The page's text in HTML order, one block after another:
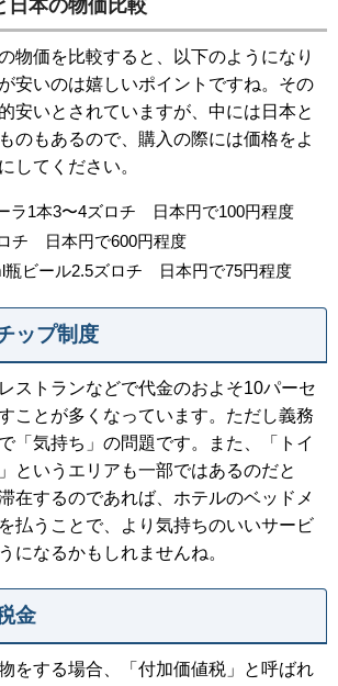
日本の物価比較
物価を比較すると、以下のようになり
安いのは嬉しいポイントですね。その
安いとされていますが、中には日本と
のもあるので、購入の際には価格をよ
してください。
ラ1本3〜4ズロチ 日本円で100円程度
ロチ 日本円で600円程度
瓶ビール2.5ズロチ 日本円で75円程度
ップ制度
ストランなどで代金のおよそ10パーセ
ことが多くなっています。ただし義務
「気持ち」の問題です。また、「トイ
というエリアも一部ではあるのだと
在するのであれば、ホテルのベッドメ
払うことで、より気持ちのいいサービ
になるかもしれませんね。
金
をする場合、「付加価値税」と呼ばれ